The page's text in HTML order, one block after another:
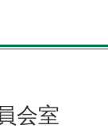
会室